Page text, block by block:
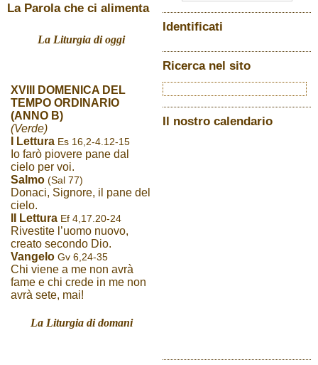
La Parola che ci alimenta
La Liturgia di oggi
XVIII DOMENICA DEL
TEMPO ORDINARIO
(ANNO B)
(Verde)
I Lettura Es 16,2-4.12-15
Io farò piovere pane dal
cielo per voi.
Salmo (Sal 77)
Donaci, Signore, il pane del
cielo.
II Lettura Ef 4,17.20-24
Rivestite l’uomo nuovo,
creato secondo Dio.
Vangelo Gv 6,24-35
Chi viene a me non avrà
fame e chi crede in me non
avrà sete, mai!
La Liturgia di domani
Identificati
Ricerca nel sito
Il nostro calendario